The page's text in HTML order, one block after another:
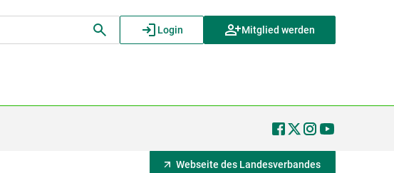
Login Mitglied werden
Webseite des Landesverbandes